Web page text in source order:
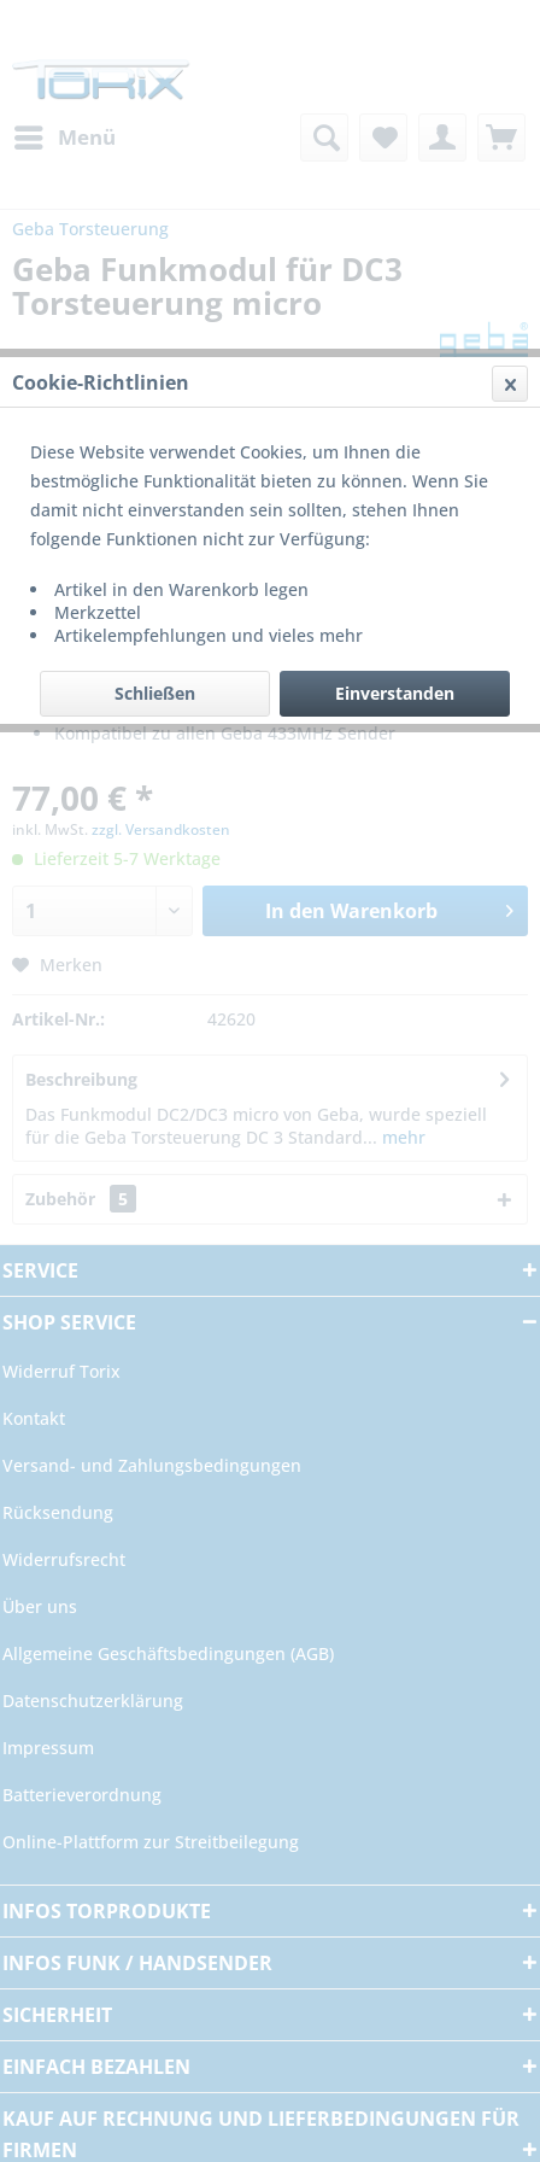
Menü
Geba Torsteuerung
Geba Funkmodul für DC3
Torsteuerung micro
Für Geba Torsteuerung DC3 Standard 400V
Kompatibel zu allen Geba 433MHz Sender
77,00 € *
inkl. MwSt. zzgl. Versandkosten
Lieferzeit 5-7 Werktage
In den Warenkorb
Merken
Artikel-Nr.: 42620
Beschreibung
Das Funkmodul DC2/DC3 micro von Geba, wurde speziell
für die Geba Torsteuerung DC 3 Standard... mehr
Zubehör 5
SERVICE
SHOP SERVICE
Widerruf Torix
Kontakt
Versand- und Zahlungsbedingungen
Rücksendung
Widerrufsrecht
Über uns
Allgemeine Geschäftsbedingungen (AGB)
Datenschutzerklärung
Impressum
Batterieverordnung
Online-Plattform zur Streitbeilegung
INFOS TORPRODUKTE
INFOS FUNK / HANDSENDER
SICHERHEIT
EINFACH BEZAHLEN
KAUF AUF RECHNUNG UND LIEFERBEDINGUNGEN FÜR
FIRMEN
Cookie-Richtlinien
Diese Website verwendet Cookies, um Ihnen die
bestmögliche Funktionalität bieten zu können. Wenn Sie
damit nicht einverstanden sein sollten, stehen Ihnen
folgende Funktionen nicht zur Verfügung:
Artikel in den Warenkorb legen
Merkzettel
Artikelempfehlungen und vieles mehr
Einverstanden
Schließen